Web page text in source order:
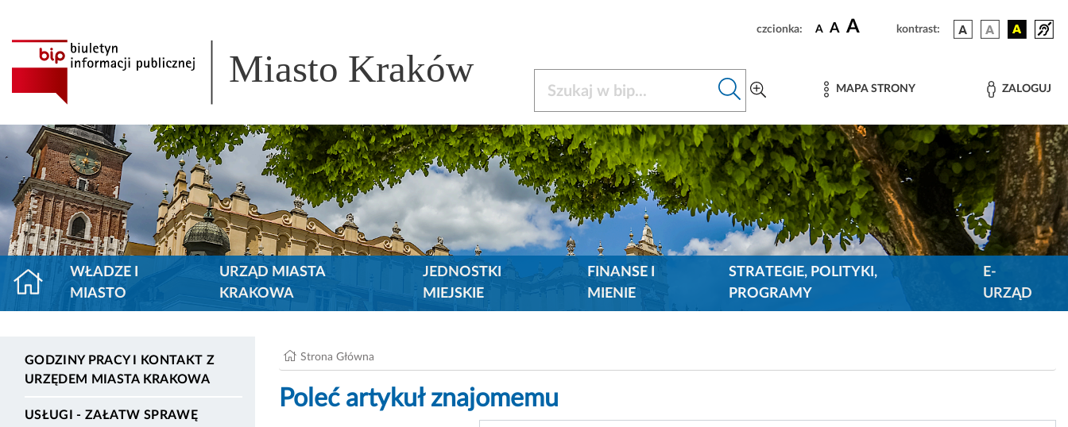
czcionka: A A A kontrast:
Miasto Kraków MAPA STRONY ZALOGUJ
WŁADZE I
MIASTO
URZĄD MIASTA
KRAKOWA
JEDNOSTKI
MIEJSKIE
FINANSE I
MIENIE
STRATEGIE, POLITYKI,
PROGRAMY
E-
URZĄD
GODZINY PRACY I KONTAKT Z
URZĘDEM MIASTA KRAKOWA
USŁUGI - ZAŁATW SPRAWĘ
Strona Główna
Poleć artykuł znajomemu